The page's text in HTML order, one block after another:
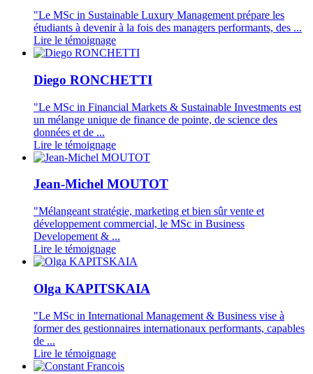
"Le MSc in Sustainable Luxury Management prépare les
étudiants à devenir à la fois des managers performants, des ...
Lire le témoignage
Diego RONCHETTI
"Le MSc in Financial Markets & Sustainable Investments est
un mélange unique de finance de pointe, de science des
données et de ...
Lire le témoignage
Jean-Michel MOUTOT
"Mélangeant stratégie, marketing et bien sûr vente et
développement commercial, le MSc in Business
Developement & ...
Lire le témoignage
Olga KAPITSKAIA
"Le MSc in International Management & Business vise à
former des gestionnaires internationaux performants, capables
de ...
Lire le témoignage